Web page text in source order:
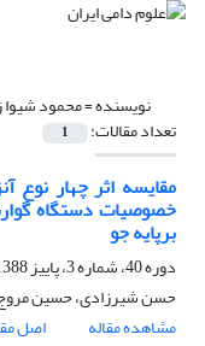
نویسنده =محمود شیوا
تعداد مقالات: 1
مقایسه اثر چهار نوع
خصوصیات دستگاه
برپایه جو
دوره 40، شماره 3، پاییز 1388
حسن شیرزادی، حسین
مشاهده مقاله
اصل